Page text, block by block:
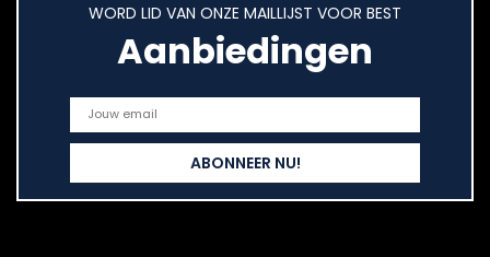
WORD LID VAN ONZE MAILLIJST VOOR BEST
Aanbiedingen